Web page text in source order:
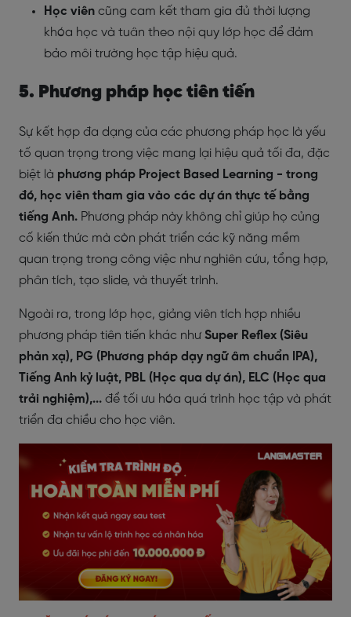
Học viên cũng cam kết tham gia đủ thời lượng
khóa học và tuân theo nội quy lớp học để đảm
bảo môi trường học tập hiệu quả.
5. Phương pháp học tiên tiến
Sự kết hợp đa dạng của các phương pháp học là yếu
tố quan trọng trong việc mang lại hiệu quả tối đa, đặc
biệt là phương pháp Project Based Learning - trong
đó, học viên tham gia vào các dự án thực tế bằng
tiếng Anh. Phương pháp này không chỉ giúp họ củng
cố kiến thức mà còn phát triển các kỹ năng mềm
quan trọng trong công việc như nghiên cứu, tổng hợp,
phân tích, tạo slide, và thuyết trình.
Ngoài ra, trong lớp học, giảng viên tích hợp nhiều
phương pháp tiên tiến khác như Super Reflex (Siêu
phản xạ), PG (Phương pháp dạy ngữ âm chuẩn IPA),
Tiếng Anh kỷ luật, PBL (Học qua dự án), ELC (Học qua
trải nghiệm),... để tối ưu hóa quá trình học tập và phát
triển đa chiều cho học viên.